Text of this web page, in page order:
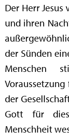
Der Herr
und ihren
der Sünden
Menschen
der
Gott für
Menschheit